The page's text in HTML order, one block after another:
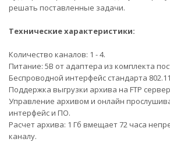
решать поставленные задачи.
Технические характеристики:
Количество каналов: 1 - 4.
Питание: 5В от адаптера из комплекта
Беспроводной интерфейс стандарта
Поддержка выгрузки архива на FTP
Управление архивом и онлайн
интерфейс и ПО.
Расчет архива: 1 Гб вмещает 72 часа
каналу.